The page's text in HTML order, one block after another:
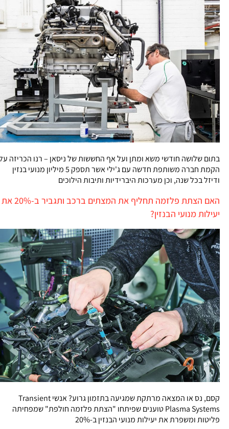
בתום שלושה חודשי משא ומתן ועל אף החששות של ניסאן – רנו הכריזה על
הקמת חברה משותפת חדשה עם ג'ילי אשר תספק 5 מיליון מנועי בנזין
ודיזל בכל שנה, וכן מערכות היברידיות ותיבות הילוכים
האם הצתת פלזמה תחליף את המצתים ברכב ותגביר ב-20% את
יעילות מנועי הבנזין?
קסם, נס או המצאה מרתקת שמגיעה בתזמון גרוע? אנשי Transient
Plasma Systems טוענים שפיתחו "הצתת פלזמה חולפת" שמפחיתה
פליטות ומשפרת את יעילות מנועי הבנזין ב-20%